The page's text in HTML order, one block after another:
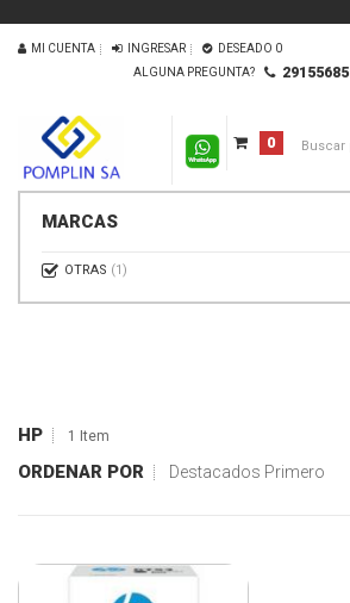
MI CUENTA INGRESAR DESEADO 0
ALGUNA PREGUNTA?
29155685
0
MARCAS
OTRAS (1)
HP 1 Item
ORDENAR POR Destacados Primero